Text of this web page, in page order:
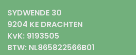
SYDWENDE 30
9204 KE DRACHTEN
KvK: 9193505
BTW: NL865822566B01